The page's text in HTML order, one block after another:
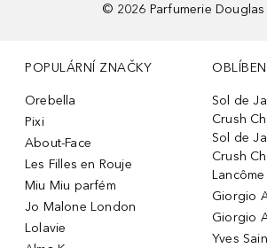
© 2026 Parfumerie Douglas
POPULÁRNÍ ZNAČKY
Orebella
Pixi
About-Face
Les Filles en Rouje
Miu Miu parfém
Jo Malone London
Lolavie
Sol de
Crush
Sol de
Crush
Giorgio
Giorgio
Yves